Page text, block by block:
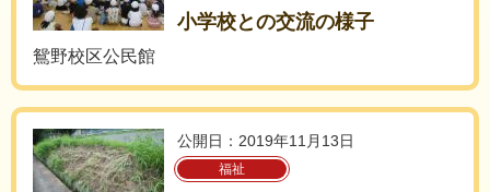
小学校との交流の様子
鴛野校区公民館
公開日：2019年11月13日
福祉